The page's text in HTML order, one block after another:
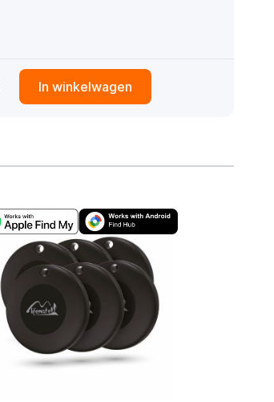
In winkelwagen